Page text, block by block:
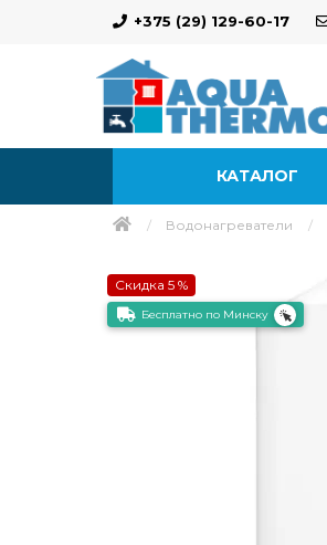
+375 (29) 129-60-17
КАТАЛОГ
Водонагреватели
Скидка 5 %
Бесплатно по Минску